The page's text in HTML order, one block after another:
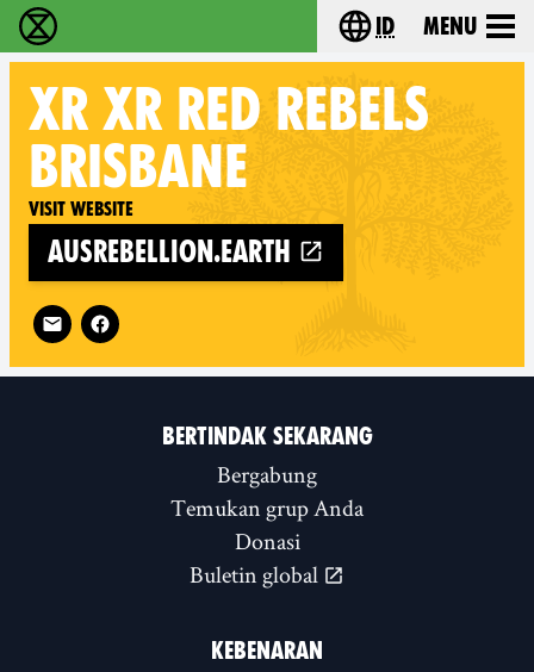
Extinction Rebellion (XR–Pemberontakan
Choose your
id Menu
XR XR RED REBELS
BRISBANE
Visit website
ausrebellion.earth
Follow XR XR Red Rebels Brisbane on
BERTINDAK SEKARANG
Bergabung
Temukan grup Anda
Donasi
Buletin global
KEBENARAN